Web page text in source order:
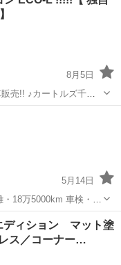
8月5日
売!! ♪カートルズ千葉
5月14日
走行距離伸びます。
が問題なく走れま...
ディション マット塗
ス／コーナー…